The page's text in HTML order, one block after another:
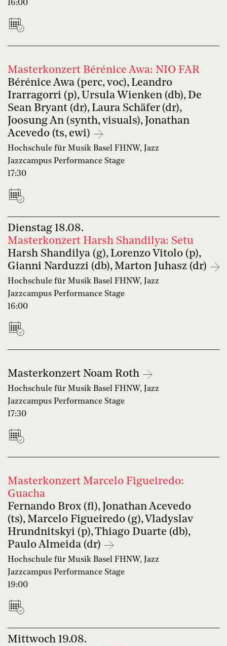
16:00
Masterkonzert Bérénice Awa: NIO FAR
Bérénice Awa (perc, voc), Leandro
Irarragorri (p), Ursula Wienken (db), De
Sean Bryant (dr), Laura Schäfer (dr),
Joosung An (synth, visuals), Jonathan
Acevedo (ts, ewi)
Hochschule für Musik Basel FHNW, Jazz
Jazzcampus Performance Stage
17:30
18.08.
Dienstag
Masterkonzert Harsh Shandilya: Setu
Harsh Shandilya (g), Lorenzo Vitolo (p),
Gianni Narduzzi (db), Marton Juhasz (dr)
Hochschule für Musik Basel FHNW, Jazz
Jazzcampus Performance Stage
16:00
Masterkonzert Noam Roth
Hochschule für Musik Basel FHNW, Jazz
Jazzcampus Performance Stage
17:30
Masterkonzert Marcelo Figueiredo:
Guacha
Fernando Brox (fl), Jonathan Acevedo
(ts), Marcelo Figueiredo (g), Vladyslav
Hrundnitskyi (p), Thiago Duarte (db),
Paulo Almeida (dr)
Hochschule für Musik Basel FHNW, Jazz
Jazzcampus Performance Stage
19:00
19.08.
Mittwoch